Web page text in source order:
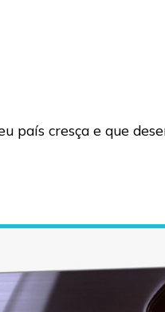
país cresça e que